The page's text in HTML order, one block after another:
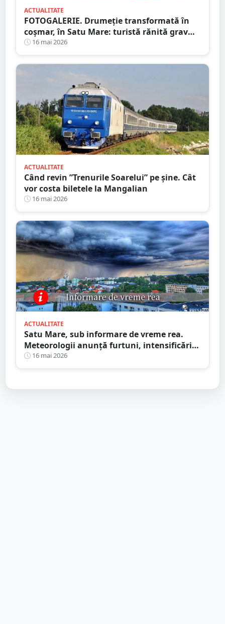
ACTUALITATE
FOTOGALERIE. Drumeție transformată în
coșmar, în Satu Mare: turistă rănită grav
după ce a alergat pe un traseu acoperit cu
frunze
16 mai 2026
ACTUALITATE
Când revin ”Trenurile Soarelui” pe şine. Cât
vor costa biletele la Mangalian
16 mai 2026
ACTUALITATE
Satu Mare, sub informare de vreme rea.
Meteorologii anunță furtuni, intensificări
de vânt și ploi în averse
16 mai 2026